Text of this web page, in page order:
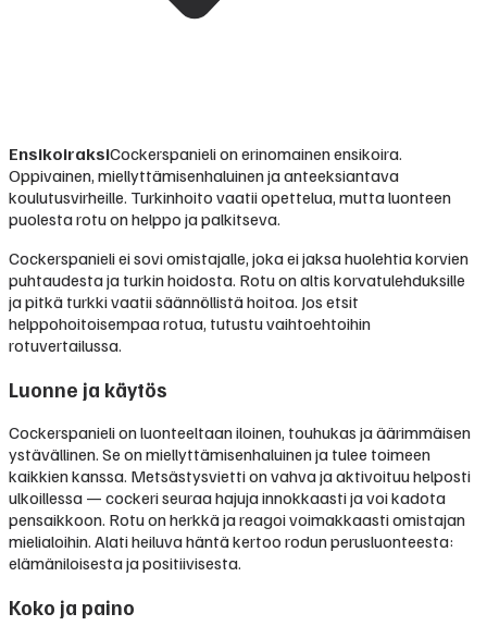
EnsikoiraksiCockerspanieli on erinomainen ensikoira.
Oppivainen, miellyttämisenhaluinen ja anteeksiantava
koulutusvirheille. Turkinhoito vaatii opettelua, mutta luonteen
puolesta rotu on helppo ja palkitseva.
Cockerspanieli ei sovi omistajalle, joka ei jaksa huolehtia korvien
puhtaudesta ja turkin hoidosta. Rotu on altis korvatulehduksille
ja pitkä turkki vaatii säännöllistä hoitoa. Jos etsit
helppohoitoisempaa rotua, tutustu vaihtoehtoihin
rotuvertailussa.
Luonne ja käytös
Cockerspanieli on luonteeltaan iloinen, touhukas ja äärimmäisen
ystävällinen. Se on miellyttämisenhaluinen ja tulee toimeen
kaikkien kanssa. Metsästysvietti on vahva ja aktivoituu helposti
ulkoillessa — cockeri seuraa hajuja innokkaasti ja voi kadota
pensaikkoon. Rotu on herkkä ja reagoi voimakkaasti omistajan
mielialoihin. Alati heiluva häntä kertoo rodun perusluonteesta:
elämäniloisesta ja positiivisesta.
Koko ja paino